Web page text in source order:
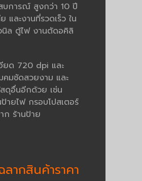
บการณ์ สูงกว่า 10 ปี
ละงานที่รวดเร็ว ใน
นิล ตู้ไฟ งานตัดอคิลิ
ยด 720 dpi และ
มชัดสวยงาม และ
ดุอื่นอีกด้วย เช่น
ยไฟ กรอบโปสเตอร์
ก ร้านป้าย
ลากสินค้าราคา